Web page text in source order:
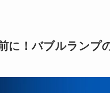
に！バブルランプ